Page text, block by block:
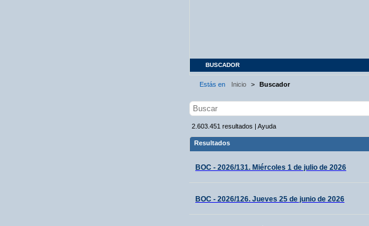
BUSCADOR
Estás en Inicio > Buscador
2.603.451 resultados | Ayuda
Resultados
BOC - 2026/131. Miércoles 1 de julio de 2026
BOC - 2026/126. Jueves 25 de junio de 2026